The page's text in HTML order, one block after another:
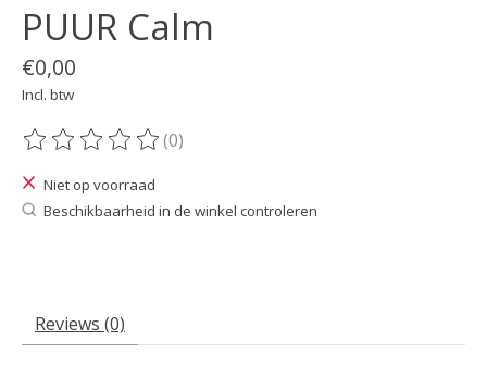
PUUR Calm
€0,00
Incl. btw
De beoordeling van dit product is
(0)
Niet op voorraad
Beschikbaarheid in de winkel controleren
Reviews (0)